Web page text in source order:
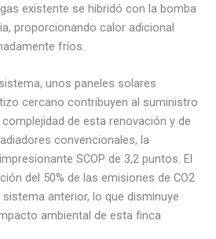
existente se hibridó con la bomba
proporcionando calor adicional
fríos.
unos paneles solares
cercano contribuyen al suministro
de esta renovación y de
convencionales, la
SCOP de 3,2 puntos. El
del 50% de las emisiones de CO2
anterior, lo que disminuye
ambiental de esta finca